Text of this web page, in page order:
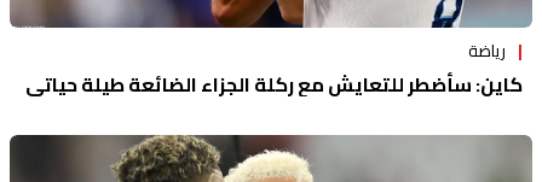
رياضة
كاين: سأضطر للتعايش مع ركلة الجزاء الضائعة طيلة حياتي